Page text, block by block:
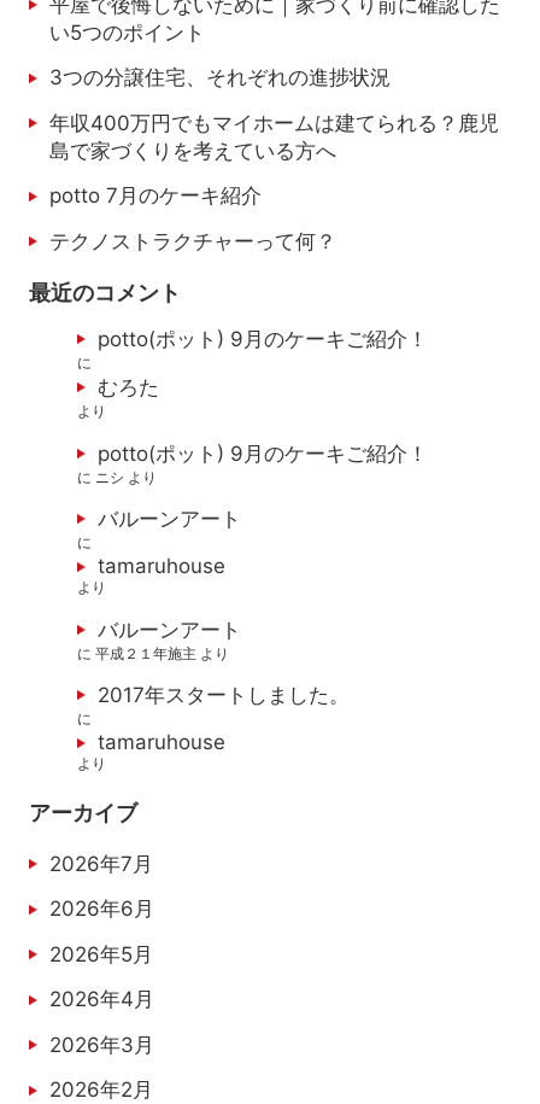
い5つのポイント
3つの分譲住宅、それぞれの進捗状況
年収400万円でもマイホームは建てられる？鹿児
島で家づくりを考えている方へ
potto 7月のケーキ紹介
テクノストラクチャーって何？
最近のコメント
potto(ポット) 9月のケーキご紹介！
に
むろた
より
potto(ポット) 9月のケーキご紹介！
に ニシ より
バルーンアート
に
tamaruhouse
より
バルーンアート
に平成２１年施主 より
2017年スタートしました。
に
tamaruhouse
より
アーカイブ
2026年7月
2026年6月
2026年5月
2026年4月
2026年3月
2026年2月